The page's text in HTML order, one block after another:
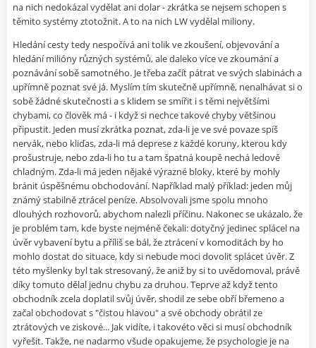
na nich nedokázal vydělat ani dolar - zkrátka se nejsem schopen s
těmito systémy ztotožnit. A to na nich LW vydělal miliony.
Hledání cesty tedy nespočívá ani tolik ve zkoušení, objevování a
hledání milióny různých systémů, ale daleko více ve zkoumání a
poznávání sobě samotného. Je třeba začít pátrat ve svých slabinách a
upřímně poznat své já. Myslím tím skutečně upřímně, nenalhávat si o
sobě žádné skutečnosti a s klidem se smířit i s těmi největšími
chybami, co člověk má - i když si nechce takové chyby většinou
připustit. Jeden musí zkrátka poznat, zda-li je ve své povaze spíš
nervák, nebo kliďas, zda-li má deprese z každé koruny, kterou kdy
prošustruje, nebo zda-li ho tu a tam špatná koupě nechá ledově
chladným. Zda-li má jeden nějaké výrazné bloky, které by mohly
bránit úspěšnému obchodování. Například malý příklad: jeden můj
známý stabilně ztrácel peníze. Absolvovali jsme spolu mnoho
dlouhých rozhovorů, abychom nalezli příčinu. Nakonec se ukázalo, že
je problém tam, kde byste nejméně čekali: dotyčný jedinec splácel na
úvěr vybavení bytu a příliš se bál, že ztrácení v komoditách by ho
mohlo dostat do situace, kdy si nebude moci dovolit splácet úvěr. Z
této myšlenky byl tak stresovaný, že aniž by si to uvědomoval, právě
díky tomuto dělal jednu chybu za druhou. Teprve až když tento
obchodník zcela doplatil svůj úvěr, shodil ze sebe obří břemeno a
začal obchodovat s "čistou hlavou" a své obchody obrátil ze
ztrátových ve ziskové... Jak vidíte, i takovéto věci si musí obchodník
vyřešit. Takže, ne nadarmo všude opakujeme, že psychologie je na